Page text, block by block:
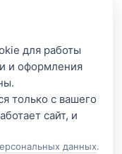
для работы
и оформления
только с вашего
сайт, и
данных.